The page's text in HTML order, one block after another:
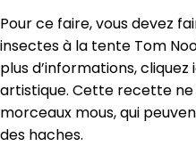
Pour ce faire, vous devez
insectes à la tente Tom
plus d’informations,
artistique. Cette recette
morceaux mous, qui
des haches.